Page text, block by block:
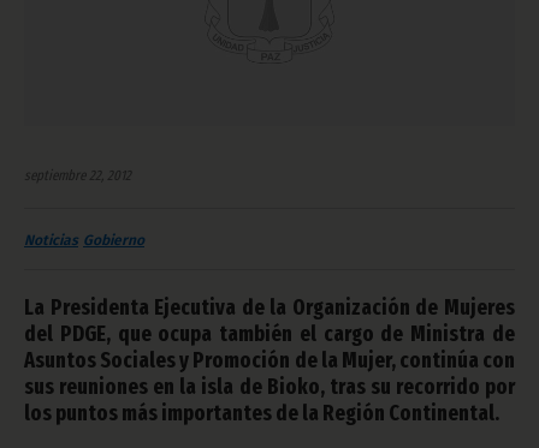
septiembre 22, 2012
Noticias Gobierno
La Presidenta Ejecutiva de la Organización de Mujeres
del PDGE, que ocupa también el cargo de Ministra de
Asuntos Sociales y Promoción de la Mujer, continúa con
sus reuniones en la isla de Bioko, tras su recorrido por
los puntos más importantes de la Región Continental.